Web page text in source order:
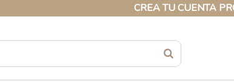
CREA TU CUENTA